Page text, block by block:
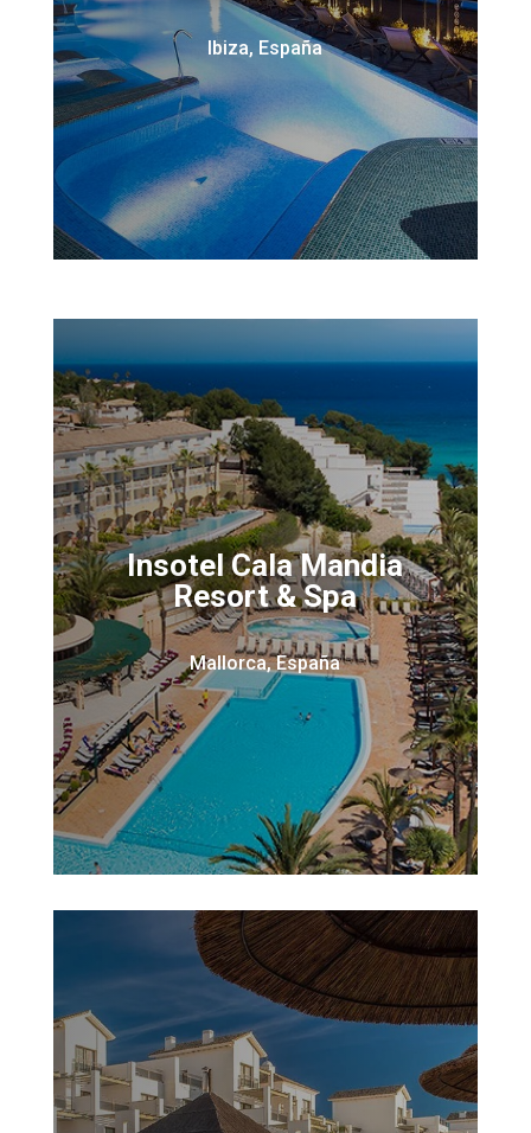
Ibiza, España
Insotel Cala Mandia
Resort & Spa
Mallorca, España